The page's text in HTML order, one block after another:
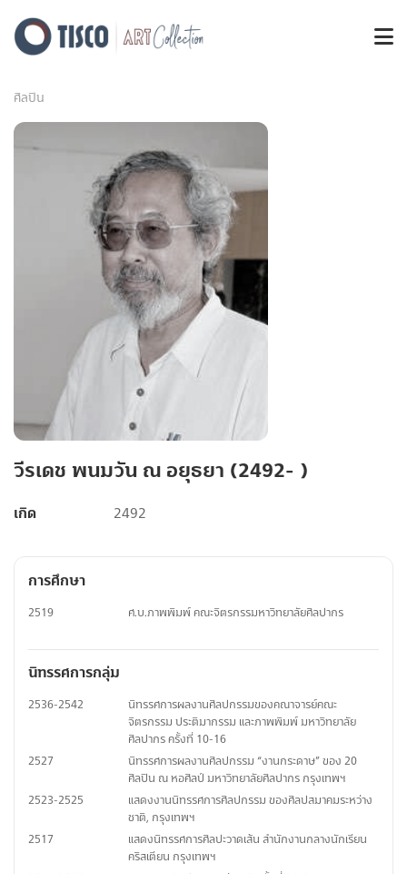
ศิลปิน
วีรเดช พนมวัน ณ อยุธยา (2492- )
เกิด 2492
การศึกษา
2519 ศ.บ.ภาพพิมพ์ คณะจิตรกรรมหาวิทยาลัยศิลปากร
นิทรรศการกลุ่ม
2536-2542
นิทรรศการผลงานศิลปกรรมของคณาจารย์คณะ
จิตรกรรม ประติมากรรม และภาพพิมพ์ มหาวิทยาลัย
ศิลปากร ครั้งที่ 10-16
2527
นิทรรศการผลงานศิลปกรรม “งานกระดาษ” ของ 20
ศิลปิน ณ หอศิลป์ มหาวิทยาลัยศิลปากร กรุงเทพฯ
2523-2525
แสดงงานนิทรรศการศิลปกรรม ของศิลปสมาคมระหว่าง
ชาติ, กรุงเทพฯ
2517
แสดงนิทรรศการศิลปะวาดเส้น สำนักงานกลางนักเรียน
คริสเตียน กรุงเทพฯ